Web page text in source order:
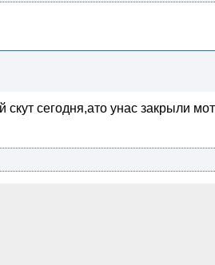
скут сегодня,ато унас закрыли